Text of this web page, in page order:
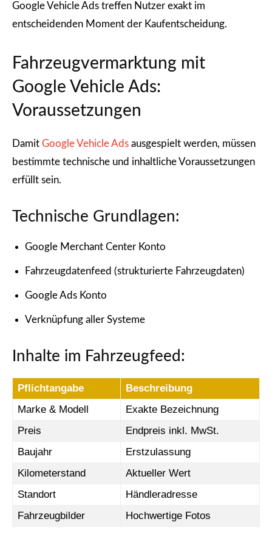
Google Vehicle Ads treffen Nutzer exakt im
entscheidenden Moment der Kaufentscheidung.
Fahrzeugvermarktung mit
Google Vehicle Ads:
Voraussetzungen
Damit Google Vehicle Ads ausgespielt werden, müssen
bestimmte technische und inhaltliche Voraussetzungen
erfüllt sein.
Technische Grundlagen:
Google Merchant Center Konto
Fahrzeugdatenfeed (strukturierte Fahrzeugdaten)
Google Ads Konto
Verknüpfung aller Systeme
Inhalte im Fahrzeugfeed:
Pflichtangabe
Beschreibung
Marke & Modell
Exakte Bezeichnung
Preis
Endpreis inkl. MwSt.
Baujahr
Erstzulassung
Kilometerstand
Aktueller Wert
Standort
Händleradresse
Fahrzeugbilder
Hochwertige Fotos